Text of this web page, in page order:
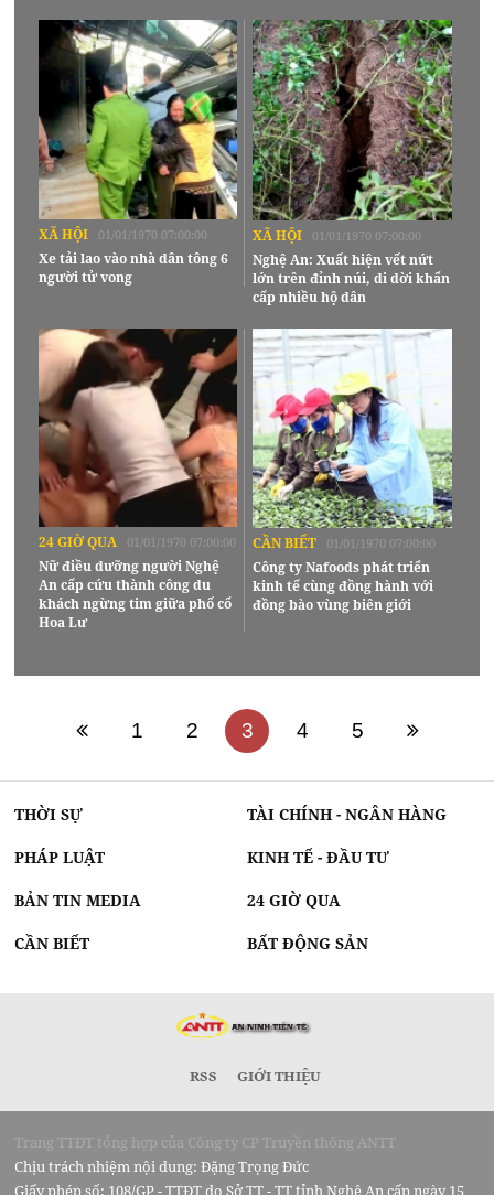
XÃ HỘI 01/01/1970 07:00:00
Xe tải lao vào nhà dân tông 6
người tử vong
XÃ HỘI 01/01/1970 07:00:00
Nghệ An: Xuất hiện vết nứt
lớn trên đỉnh núi, di dời khẩn
cấp nhiều hộ dân
24 GIỜ QUA 01/01/1970 07:00:00
Nữ điều dưỡng người Nghệ
An cấp cứu thành công du
khách ngừng tim giữa phố cổ
Hoa Lư
CẦN BIẾT 01/01/1970 07:00:00
Công ty Nafoods phát triển
kinh tế cùng đồng hành với
đồng bào vùng biên giới
1 2 3 4 5
THỜI SỰ TÀI CHÍNH - NGÂN HÀNG
PHÁP LUẬT KINH TẾ - ĐẦU TƯ
BẢN TIN MEDIA 24 GIỜ QUA
CẦN BIẾT BẤT ĐỘNG SẢN
RSS GIỚI THIỆU
Trang TTĐT tổng hợp của Công ty CP Truyền thông ANTT
Chịu trách nhiệm nội dung: Đặng Trọng Đức
Giấy phép số: 108/GP - TTĐT do Sở TT - TT tỉnh Nghệ An cấp ngày 15